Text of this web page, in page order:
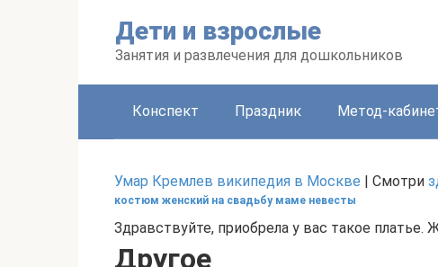
Дети и взрослые
Занятия и развлечения для дошкольников
Конспект Праздник Метод-
Умар Кремлев википедия в Москве | Смотри
костюм женский на свадьбу маме невесты
Здравствуйте, приобрела у вас такое платье.
Другое